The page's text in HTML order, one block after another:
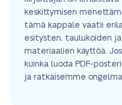
keskittymisen
tämä kappale vaatii
esitysten, taulukoiden
materiaalien käyttöä.
kuinka luoda PDF-
ja ratkaisemme